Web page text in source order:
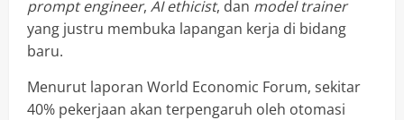
prompt engineer, AI ethicist, dan model trainer
yang justru membuka lapangan kerja di bidang
baru.
Menurut laporan World Economic Forum, sekitar
40% pekerjaan akan terpengaruh oleh otomasi